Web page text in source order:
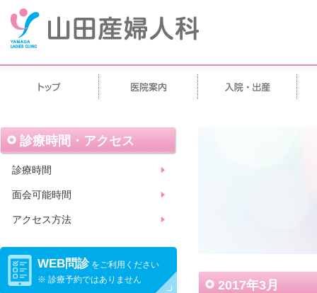
2017年3月
診療時間・アクセス
診療時間
面会可能時間
アクセス方法
WEB問診をご利用ください
※ 診療予約ではありません